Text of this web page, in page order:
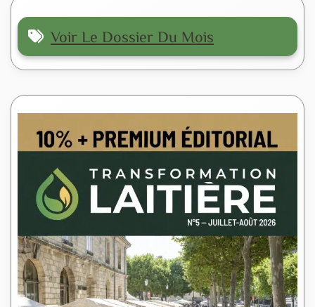
Voir Le Dossier Du Mois